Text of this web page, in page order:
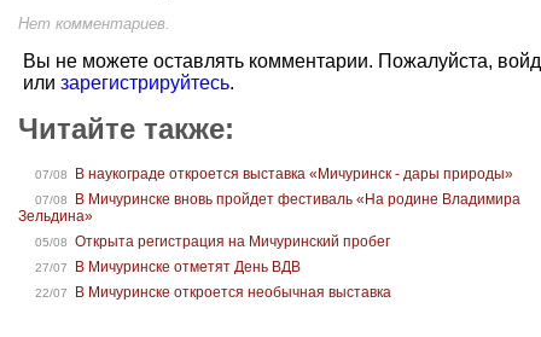
Нет комментариев.
Вы не можете оставлять комментарии. Пожалуйста,
или зарегистрируйтесь.
Читайте также:
07/08 В наукограде откроется выставка «Мичуринск - дары природы»
07/08
В Мичуринске вновь пройдет фестиваль «На родине Владимира
Зельдина»
05/08 Открыта регистрация на Мичуринский пробег
27/07 В Мичуринске отметят День ВДВ
22/07 В Мичуринске откроется необычная выставка